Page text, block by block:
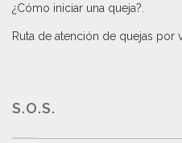
¿Cómo iniciar una queja?
Ruta de atención de quejas por
S.O.S.